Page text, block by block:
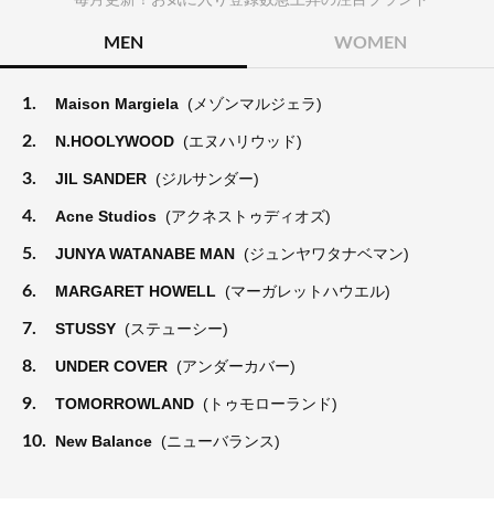
MEN WOMEN
1. Maison Margiela (メゾンマルジェラ)
2. N.HOOLYWOOD (エヌハリウッド)
3. JIL SANDER (ジルサンダー)
4. Acne Studios (アクネストゥディオズ)
5. JUNYA WATANABE MAN (ジュンヤワタナベマン)
6. MARGARET HOWELL (マーガレットハウエル)
7. STUSSY (ステューシー)
8. UNDER COVER (アンダーカバー)
9. TOMORROWLAND (トゥモローランド)
10. New Balance (ニューバランス)